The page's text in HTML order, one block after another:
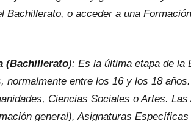
Bachillerato, o acceder a una
(Bachillerato): Es la última etapa de la
entre los 16 y los 18
Ciencias Sociales o Artes.
general), Asignaturas